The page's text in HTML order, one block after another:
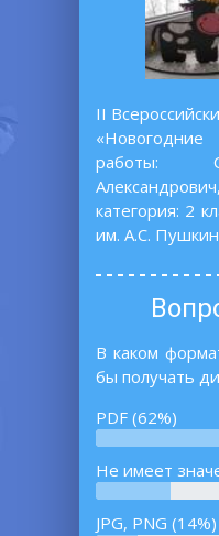
II
работы:
категория: 2
им. А.С.
В каком
бы получать
PDF (62%)
Не имеет
JPG, PNG (14%)